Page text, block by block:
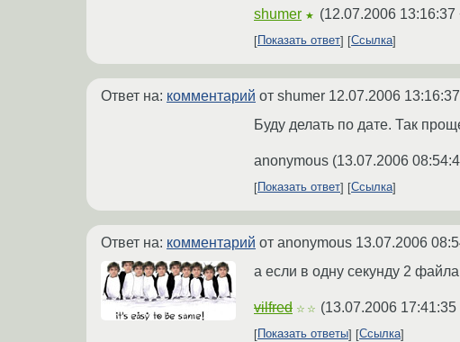
shumer ★ (12.07.2006 13:16:37
Показать ответ Ссылка
Ответ на: комментарий от shumer 12.07.2006
Буду делать по дате. Так
anonymous (13.07.2006
Показать ответ Ссылка
Ответ на: комментарий от anonymous 13.07.2006
а если в одну секунду 2
vilfred ☆☆ (13.07.2006 17:41:35
Показать ответы Ссылка